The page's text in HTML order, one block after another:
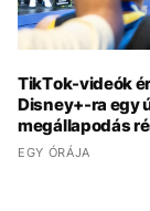
TikTok-videók
Disney+-ra egy
megállapodás
EGY ÓRÁJA